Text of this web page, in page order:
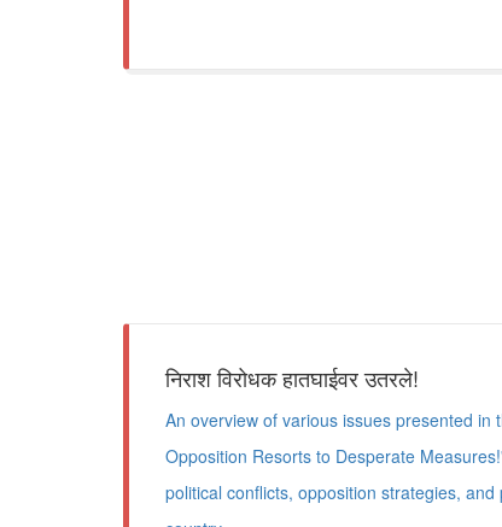
निराश विरोधक हातघाईवर उतरले!
An overview of various issues presented in
Opposition Resorts to Desperate
political conflicts, opposition strategies,